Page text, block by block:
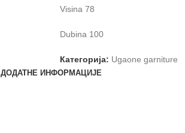
Visina 78
Dubina 100
Категорија: Ugaone garniture
ДОДАТНЕ ИНФОРМАЦИЈЕ